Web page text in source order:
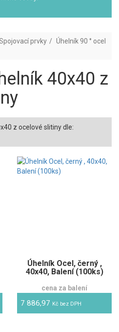
prvky
Úhelník 90 ° ocel
40x40 z
z ocelové slitiny dle:
Úhelník Ocel, černý ,
40x40, Balení (100ks)
cena za balení
7 886,97 Kč bez DPH